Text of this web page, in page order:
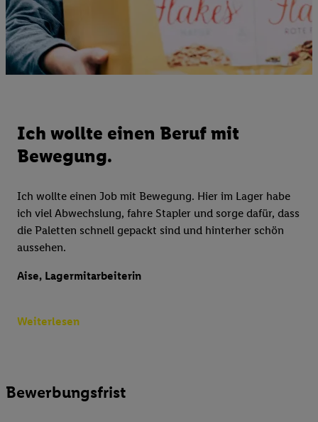
Ich wollte einen Beruf mit
Bewegung.
Ich wollte einen Job mit Bewegung. Hier im Lager habe
ich viel Abwechslung, fahre Stapler und sorge dafür, dass
die Paletten schnell gepackt sind und hinterher schön
aussehen.
Aise, Lagermitarbeiterin
Weiterlesen
Bewerbungsfrist